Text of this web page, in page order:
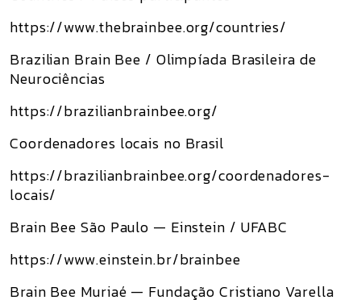
https://www.thebrainbee.org/countries/
Brazilian Brain Bee / Olimpíada Brasileira de
Neurociências
https://brazilianbrainbee.org/
Coordenadores locais no Brasil
https://brazilianbrainbee.org/coordenadores-
locais/
Brain Bee São Paulo — Einstein / UFABC
https://www.einstein.br/brainbee
Brain Bee Muriaé — Fundação Cristiano Varella